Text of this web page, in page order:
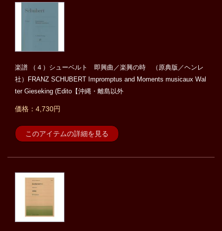
楽譜 （４）シューベルト 即興曲／楽興の時 （原典版／ヘンレ
社）FRANZ SCHUBERT Impromptus and Moments musicaux Wal
ter Gieseking (Edito【沖縄・離島以外
価格：4,730円
このアイテムの詳細を見る